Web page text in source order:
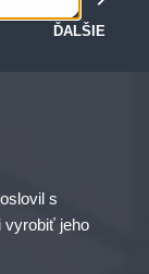
ĎALŠIE
s
vyrobiť jeho